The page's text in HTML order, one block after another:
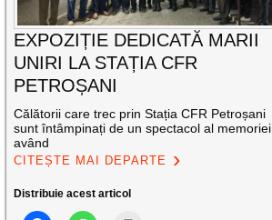
EXPOZIȚIE DEDICATĂ MARII
UNIRI LA STAȚIA CFR
PETROȘANI
Călătorii care trec prin Stația CFR Petroșani
sunt întâmpinați de un spectacol al memoriei,
având
CITEȘTE MAI DEPARTE
Distribuie acest articol